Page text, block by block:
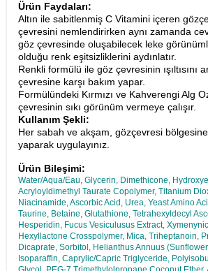
Ürün Faydaları:
Altın ile sabitlenmiş C Vitamini içeren
çevresini nemlendirirken aynı zamanda
göz çevresinde oluşabilecek leke
olduğu renk eşitsizliklerini aydınlatır.
Renkli formülü ile göz çevresinin ışıltısını
çevresine karşı bakım yapar.
Formülündeki Kırmızı ve Kahverengi Alg
çevresinin sıkı görünüm vermeye çalışır.
Kullanım Şekli:
Her sabah ve akşam, gözçevresi
yaparak uygulayınız.
Ürün Bileşimi:
Water/Aqua/Eau, Glycerin, Dimethicone,
Acryloyldimethyl Taurate Copolymer, Titanium
Niacinamide, Ascorbic Acid, Urea, Yeast Amino
Taurine, Betaine, Glutathione, Tetrahexyldecyl
Hesperidin, Fucus Vesiculusus Extract,
Hexyllactone Crosspolymer, Mica, Triheptanoin,
Dicaprate, Sorbitol, Helianthus Annuus
Isoparaffin, Caprylic/Capric Triglyceride,